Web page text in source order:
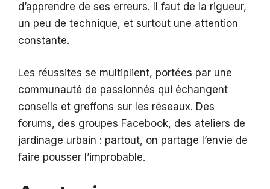
d’apprendre de ses erreurs. Il faut de la rigueur,
un peu de technique, et surtout une attention
constante.
Les réussites se multiplient, portées par une
communauté de passionnés qui échangent
conseils et greffons sur les réseaux. Des
forums, des groupes Facebook, des ateliers de
jardinage urbain : partout, on partage l’envie de
faire pousser l’improbable.